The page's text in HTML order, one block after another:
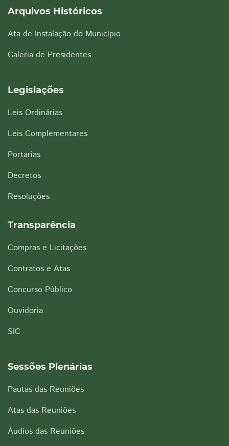
Arquivos Históricos
Ata de Instalação do Município
Galeria de Presidentes
Legislações
Leis Ordinárias
Leis Complementares
Portarias
Decretos
Resoluções
Transparência
Compras e Licitações
Contratos e Atas
Concurso Público
Ouvidoria
SIC
Sessões Plenárias
Pautas das Reuniões
Atas das Reuniões
Áudios das Reuniões